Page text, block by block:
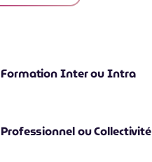
Formation Inter ou Intra
Professionnel ou Collectivité